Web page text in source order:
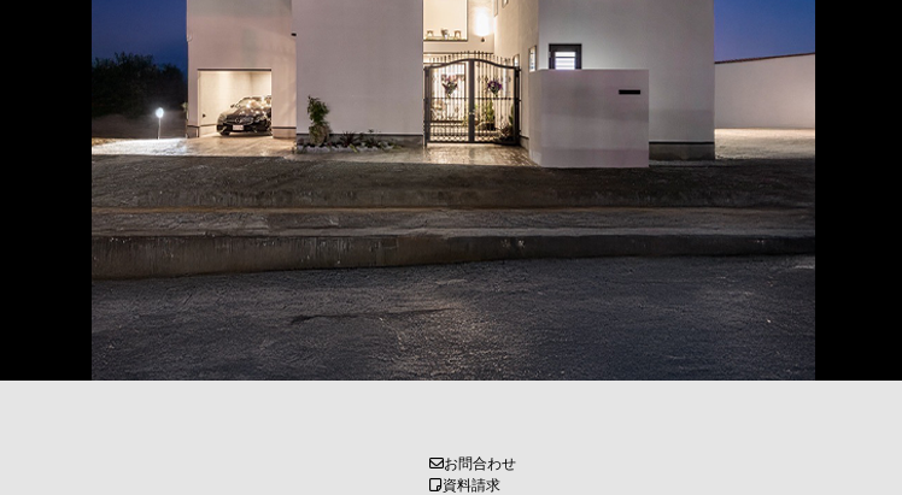
お問合わせ
資料請求